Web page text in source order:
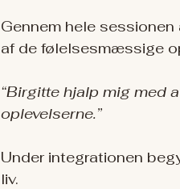
Gennem hele
af de følelsesmæssige
“Birgitte hjalp mig med
oplevelserne.”
Under integrationen
liv.